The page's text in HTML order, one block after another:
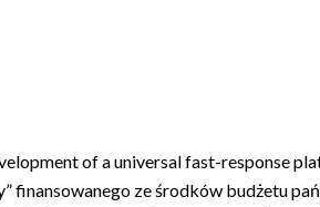
of a universal fast-response
finansowanego ze środków budżetu